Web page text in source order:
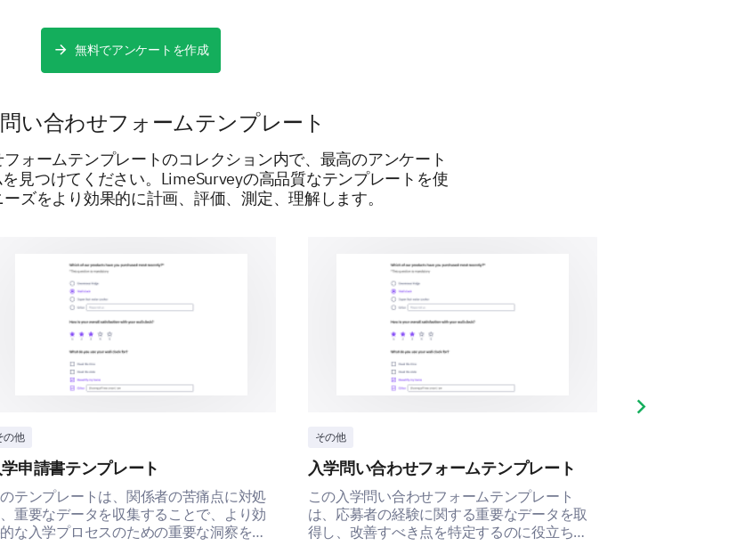
Female Male
What is your age?
無料でアンケートを作成
い合わせフォームテンプレート
ォームテンプレートのコレクション内で、最高のアンケート
見つけてください。LimeSurveyの高品質なテンプレートを使
ズをより効果的に計画、評価、測定、理解します。
の他
学申請書テンプレート
テンプレートは、関係者の苦痛点に対処
、重要なデータを収集することで、より効
な入学プロセスのための重要な洞察を得
その他
入学問い合わせフォームテンプレート
この入学問い合わせフォームテンプレート
は、応募者の経験に関する重要なデータを取
得し、改善すべき点を特定するのに役立ちま
Next slide